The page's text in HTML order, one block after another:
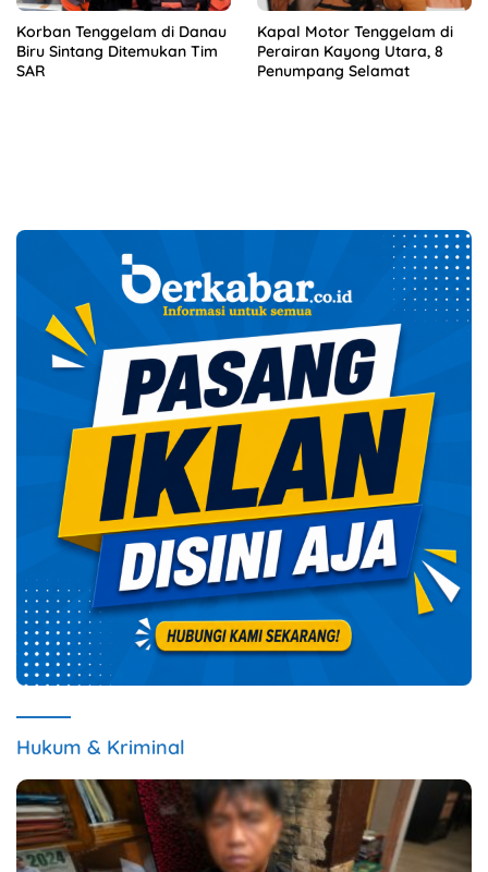
Korban Tenggelam di Danau
Biru Sintang Ditemukan Tim
SAR
Kapal Motor Tenggelam di
Perairan Kayong Utara, 8
Penumpang Selamat
Hukum & Kriminal